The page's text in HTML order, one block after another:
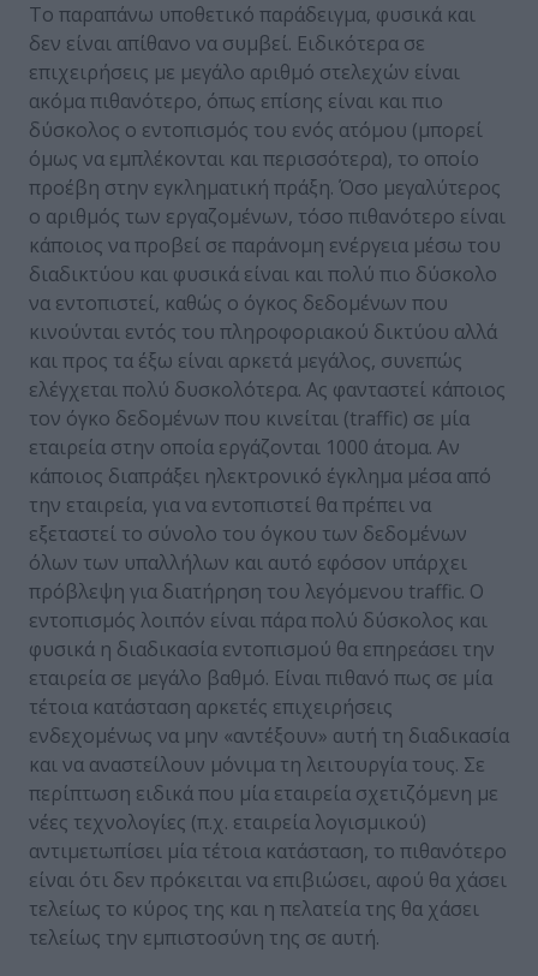
Το παραπάνω υποθετικό παράδειγμα, φυσικά και
δεν είναι απίθανο να συμβεί. Ειδικότερα σε
επιχειρήσεις με μεγάλο αριθμό στελεχών είναι
ακόμα πιθανότερο, όπως επίσης είναι και πιο
δύσκολος ο εντοπισμός του ενός ατόμου (μπορεί
όμως να εμπλέκονται και περισσότερα), το οποίο
προέβη στην εγκληματική πράξη. Όσο μεγαλύτερος
ο αριθμός των εργαζομένων, τόσο πιθανότερο είναι
κάποιος να προβεί σε παράνομη ενέργεια μέσω του
διαδικτύου και φυσικά είναι και πολύ πιο δύσκολο
να εντοπιστεί, καθώς ο όγκος δεδομένων που
κινούνται εντός του πληροφοριακού δικτύου αλλά
και προς τα έξω είναι αρκετά μεγάλος, συνεπώς
ελέγχεται πολύ δυσκολότερα. Ας φανταστεί κάποιος
τον όγκο δεδομένων που κινείται (traffic) σε μία
εταιρεία στην οποία εργάζονται 1000 άτομα. Αν
κάποιος διαπράξει ηλεκτρονικό έγκλημα μέσα από
την εταιρεία, για να εντοπιστεί θα πρέπει να
εξεταστεί το σύνολο του όγκου των δεδομένων
όλων των υπαλλήλων και αυτό εφόσον υπάρχει
πρόβλεψη για διατήρηση του λεγόμενου traffic. O
εντοπισμός λοιπόν είναι πάρα πολύ δύσκολος και
φυσικά η διαδικασία εντοπισμού θα επηρεάσει την
εταιρεία σε μεγάλο βαθμό. Είναι πιθανό πως σε μία
τέτοια κατάσταση αρκετές επιχειρήσεις
ενδεχομένως να μην «αντέξουν» αυτή τη διαδικασία
και να αναστείλουν μόνιμα τη λειτουργία τους. Σε
περίπτωση ειδικά που μία εταιρεία σχετιζόμενη με
νέες τεχνολογίες (π.χ. εταιρεία λογισμικού)
αντιμετωπίσει μία τέτοια κατάσταση, το πιθανότερο
είναι ότι δεν πρόκειται να επιβιώσει, αφού θα χάσει
τελείως το κύρος της και η πελατεία της θα χάσει
τελείως την εμπιστοσύνη της σε αυτή.